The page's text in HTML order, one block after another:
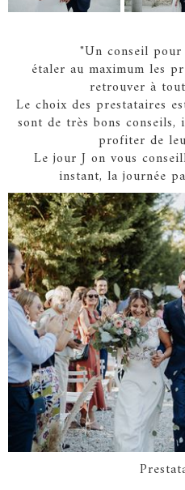
"Un conseil
étaler au maximum les
retrouver à
Le choix des prestataires
sont de très bons
profiter de
Le jour J on vous
instant, la journée